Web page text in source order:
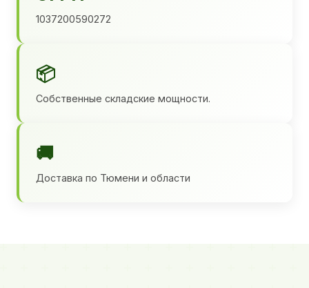
1037200590272
📦
Собственные складские мощности.
🚚
Доставка по Тюмени и области